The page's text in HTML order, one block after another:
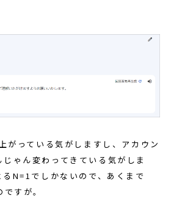
がっている気がしますし、アカウン
ゃん変わってきている気がしま
N=1でしかないので、あくまで
すが。